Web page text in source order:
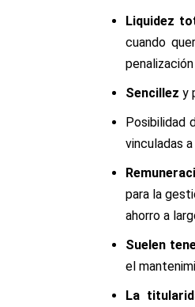
Liquidez
cuando
penalización
Sencillez y
Posibilidad
vinculadas
para la
ahorro a
Suelen
el
La t